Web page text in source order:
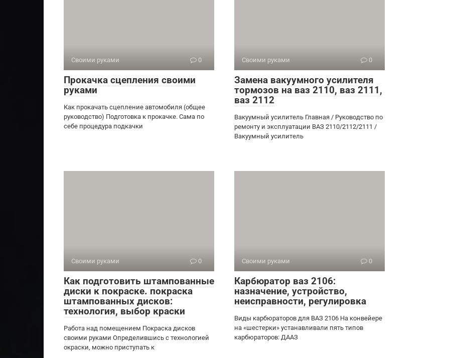
Своими руками 0
Прокачка сцепления своими
руками
Как прокачать сцепление автомобиля (общее
руководство) Подготовка к прокачке. Сама по
себе процедура подкачки
Своими руками 0
Замена вакуумного усилителя
тормозов на ваз 2110, ваз 2111,
ваз 2112
Вакуумный усилитель Главная / Руководство по
ремонту и эксплуатации ВАЗ 2110/2112/2111 /
Вакуумный усилитель
Своими руками 0
Как подготовить штампованные
диски к покраске. покраска
штампованных дисков:
технология, выбор краски
Работа над помещением Покраска дисков
своими руками Определившись с технологией
окраски, можно приступать к
Своими руками 0
Карбюратор ваз 2106:
назначение, устройство,
неисправности, регулировка
Виды карбюраторов для ВАЗ 2106 На конвейере
на «шестерки» устанавливали пять типов
карбюраторов: ДААЗ